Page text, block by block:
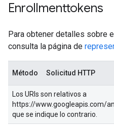
Enrollmenttokens
Para obtener detalles sobre
consulta la página de
Método Solicitud HTTP
Los URIs son relativos a
https://www.googleapis.com/
que se indique lo contrario.